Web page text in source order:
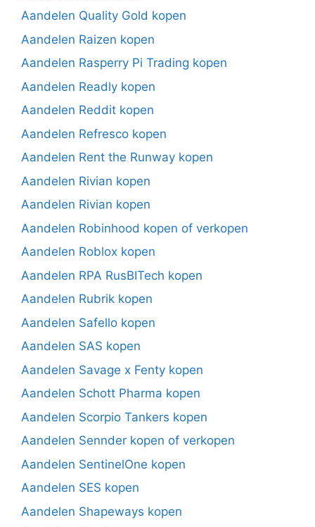
Aandelen Quality Gold kopen
Aandelen Raizen kopen
Aandelen Rasperry Pi Trading kopen
Aandelen Readly kopen
Aandelen Reddit kopen
Aandelen Refresco kopen
Aandelen Rent the Runway kopen
Aandelen Rivian kopen
Aandelen Rivian kopen
Aandelen Robinhood kopen of verkopen
Aandelen Roblox kopen
Aandelen RPA RusBITech kopen
Aandelen Rubrik kopen
Aandelen Safello kopen
Aandelen SAS kopen
Aandelen Savage x Fenty kopen
Aandelen Schott Pharma kopen
Aandelen Scorpio Tankers kopen
Aandelen Sennder kopen of verkopen
Aandelen SentinelOne kopen
Aandelen SES kopen
Aandelen Shapeways kopen